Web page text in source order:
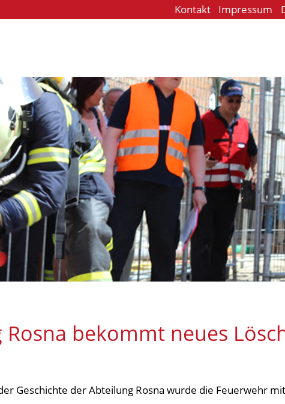
Kontakt Impressum
bekommt neues
Geschichte der Abteilung Rosna wurde die Feuerwehr